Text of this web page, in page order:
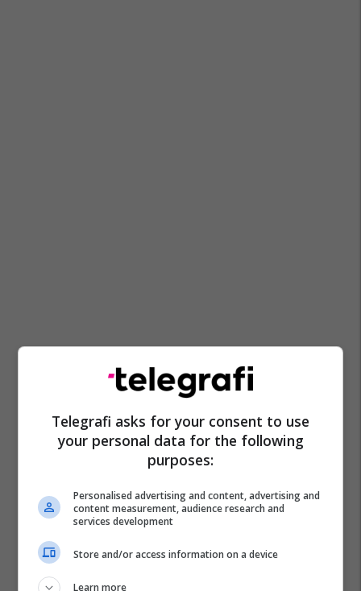
Sandro Tonali
Telegrafi asks for your consent to use
your personal data for the following
purposes:
Personalised advertising and content, advertising and
content measurement, audience research and
services development
Store and/or access information on a device
Learn more